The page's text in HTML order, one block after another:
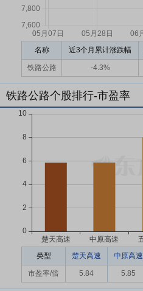
名称 近3个月累计涨跌幅
铁路公路 -4.3%
铁路公路个股排行-市盈率
类型 楚天高速 中原高速
市盈率/倍 5.84 5.85